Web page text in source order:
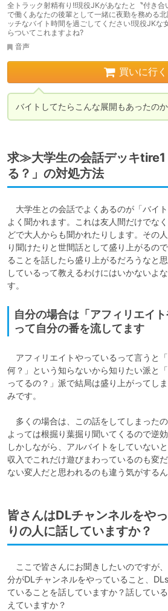
全トラック射精有り!!現役JKがあなたと〝付き合
で働くあなたの後輩として一緒に夜勤を務める
ッチなバイト時間を過ごしてください!現役JK
らついてこれますよね?
音声
買いに行く
バイトしてたらこんな展開もあったの
求≫大学生の会話デッキtire1
る？」の対処方法
大学生との会話でよくあるのが「バイ
よく聞かれます。これは友人間だけでな
どで大人からも聞かれたりします。その
り聞けたりと世間話として盛り上がるの
ることを話したら盛り上がるだろうなと
しているって教えるわけにはいかないよ
す。
自分の場合は「アフィリエイ
って自分の番を流してます
アフィリエイトやっているって言うと
何？」という知らないから知りたい派と
ってるの？」派で結局は盛り上がってし
みです。
多くの場合は、この話をしてしまった
よっては根掘り葉掘り聞いてくるので逆
しかしながら、アルバイトをしていない
収入でこれだけ遊びまわっているのも変
ない変人だと思われるのも違う気がするん
皆さんはDLチャンネルをや
りの人に話していますか？
ここで皆さんにお聞きしたいのですが
分がDLチャンネルをやっていること、
ていることを話していますか？話してい
えていますか？